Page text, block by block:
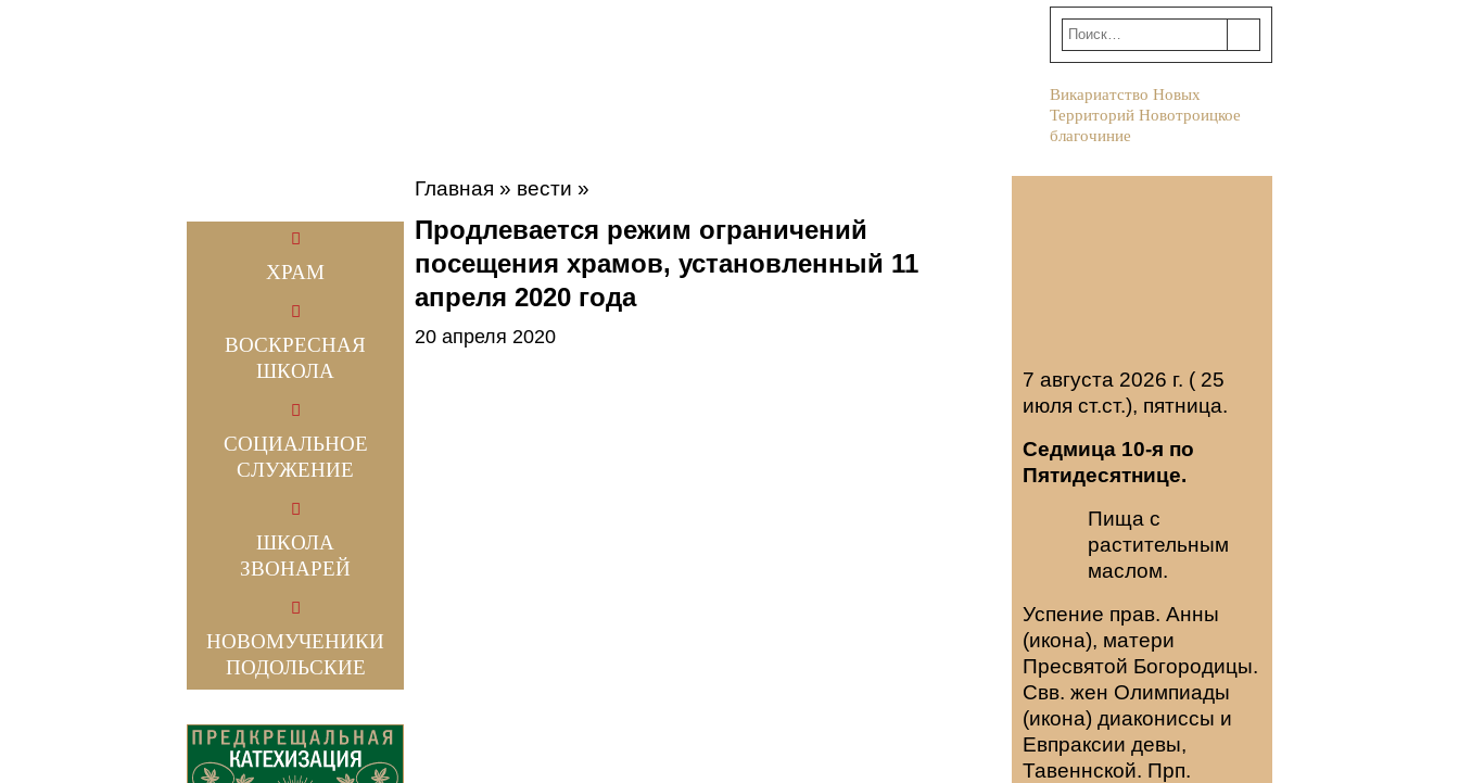
Викариатство Новых
Территорий Новотроицкое
благочиние
ХРАМ
ВОСКРЕСНАЯ
ШКОЛА
СОЦИАЛЬНОЕ
СЛУЖЕНИЕ
ШКОЛА
ЗВОНАРЕЙ
НОВОМУЧЕНИКИ
ПОДОЛЬСКИЕ
Главная » вести »
Продлевается режим ограничений
посещения храмов, установленный 11
апреля 2020 года
20 апреля 2020
7 августа 2026 г. ( 25
июля ст.ст.), пятница.
Седмица 10-я по
Пятидесятнице.
Пища с
растительным
маслом.
Успение прав. Анны
(икона), матери
Пресвятой Богородицы.
Свв. жен Олимпиады
(икона) диакониссы и
Евпраксии девы,
Тавеннской. Прп.